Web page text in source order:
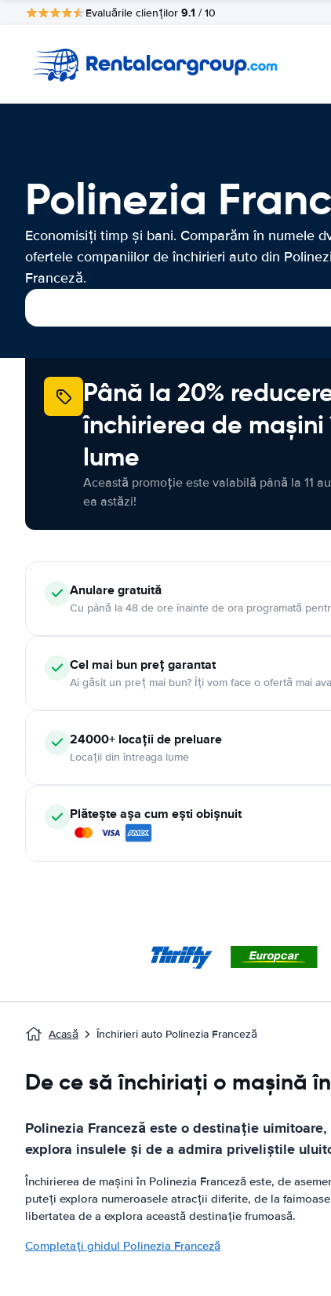
Evaluările clienților 9.1 / 10
Polinezia
Economisiți timp și bani. Comparăm în numele
ofertele companiilor de închirieri auto din
Franceză.
Până la 20%
închirierea de
lume
Această promoție este valabilă până la 11
ea astăzi!
Anulare gratuită
Cu până la 48 de ore înainte de ora programată
Cel mai bun preț garantat
Ai găsit un preț mai bun? Îți vom face o ofertă mai
24000+ locații de preluare
Locații din întreaga lume
Plătește așa cum ești obișnuit
Acasă Închirieri auto Polinezia Franceză
De ce să închiriați o mașină
Polinezia Franceză este o destinație
explora insulele și de a admira priveliștile
Închirierea de mașini în Polinezia Franceză este, de
puteți explora numeroasele atracții diferite, de la
libertatea de a explora această destinație frumoasă.
Completați ghidul Polinezia Franceză